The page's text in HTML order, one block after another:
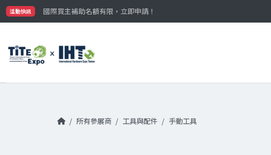
活動快訊
國際買主補助名額有限，立即申請！
參觀門票開放申請中‼️
所有參展商 工具與配件 手動工具